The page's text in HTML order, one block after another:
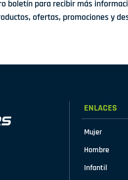
boletín para recibir más
ofertas, promociones y
ENLACES
Mujer
Hombre
Infantil